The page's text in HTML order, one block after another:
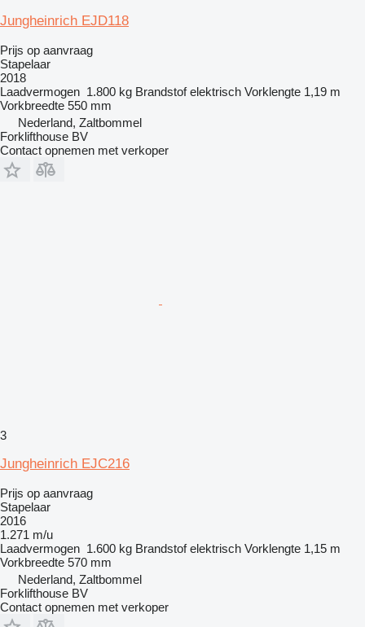
Jungheinrich EJD118
Prijs op aanvraag
Stapelaar
2018
Laadvermogen 1.800 kg Brandstof elektrisch Vorklengte 1,19 m
Vorkbreedte 550 mm
Nederland, Zaltbommel
Forklifthouse BV
Contact opnemen met verkoper
3
Jungheinrich EJC216
Prijs op aanvraag
Stapelaar
2016
1.271 m/u
Laadvermogen 1.600 kg Brandstof elektrisch Vorklengte 1,15 m
Vorkbreedte 570 mm
Nederland, Zaltbommel
Forklifthouse BV
Contact opnemen met verkoper